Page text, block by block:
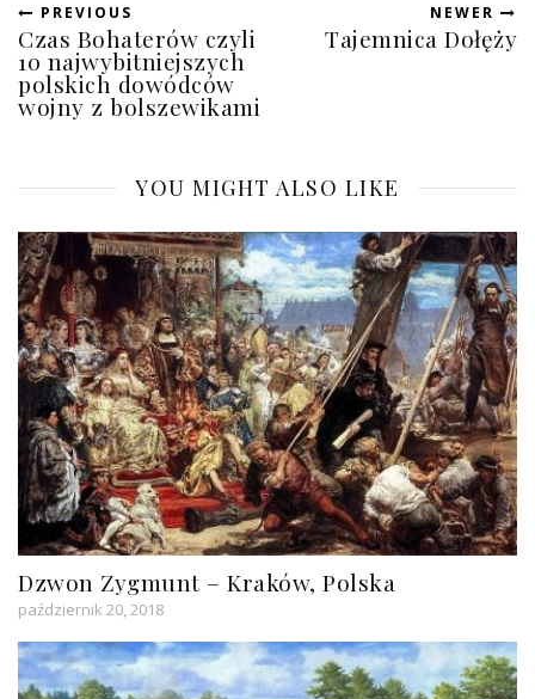
PREVIOUS
Czas Bohaterów czyli
10 najwybitniejszych
polskich dowódców
wojny z bolszewikami
NEWER
Tajemnica Dołęży
YOU MIGHT ALSO LIKE
Dzwon Zygmunt – Kraków, Polska
październik 20, 2018